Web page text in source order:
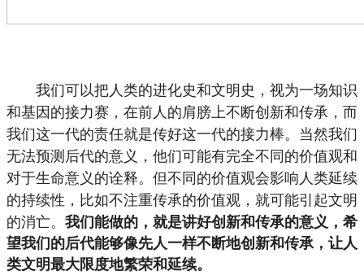
我们可以把人类的进化史和文明史，视为一场知识
和基因的接力赛，在前人的肩膀上不断创新和传承，而
我们这一代的责任就是传好这一代的接力棒。当然我们
无法预测后代的意义，他们可能有完全不同的价值观和
对于生命意义的诠释。但不同的价值观会影响人类延续
的持续性，比如不注重传承的价值观，就可能引起文明
的消亡。 我们能做的，就是讲好创新和传承的意义，希
望我们的后代能够像先人一样不断地创新和传承，让人
类文明最大限度地繁荣和延续。